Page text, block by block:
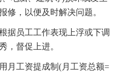
修，以便及时解决问题。
据员工工作表现上浮或下调
，督促上进。
月工资提成制(月工资总额=